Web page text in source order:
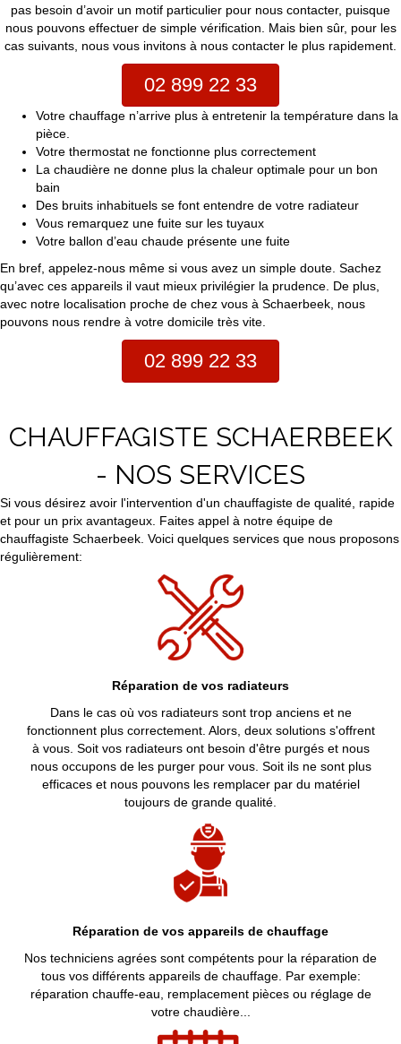
pas besoin d’avoir un motif particulier pour nous contacter, puisque
nous pouvons effectuer de simple vérification. Mais bien sûr, pour les
cas suivants, nous vous invitons à nous contacter le plus rapidement.
02 899 22 33
Votre chauffage n’arrive plus à entretenir la température dans la
pièce.
Votre thermostat ne fonctionne plus correctement
La chaudière ne donne plus la chaleur optimale pour un bon
bain
Des bruits inhabituels se font entendre de votre radiateur
Vous remarquez une fuite sur les tuyaux
Votre ballon d’eau chaude présente une fuite
En bref, appelez-nous même si vous avez un simple doute. Sachez
qu’avec ces appareils il vaut mieux privilégier la prudence. De plus,
avec notre localisation proche de chez vous à Schaerbeek, nous
pouvons nous rendre à votre domicile très vite.
02 899 22 33
CHAUFFAGISTE SCHAERBEEK
- NOS SERVICES
Si vous désirez avoir l'intervention d'un chauffagiste de qualité, rapide
et pour un prix avantageux. Faites appel à notre équipe de
chauffagiste Schaerbeek. Voici quelques services que nous proposons
régulièrement:
Réparation de vos radiateurs
Dans le cas où vos radiateurs sont trop anciens et ne
fonctionnent plus correctement. Alors, deux solutions s'offrent
à vous. Soit vos radiateurs ont besoin d'être purgés et nous
nous occupons de les purger pour vous. Soit ils ne sont plus
efficaces et nous pouvons les remplacer par du matériel
toujours de grande qualité.
Réparation de vos appareils de chauffage
Nos techniciens agrées sont compétents pour la réparation de
tous vos différents appareils de chauffage. Par exemple:
réparation chauffe-eau, remplacement pièces ou réglage de
votre chaudière...